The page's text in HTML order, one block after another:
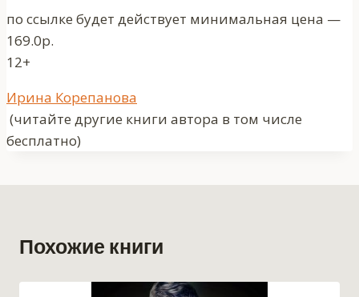
по ссылке будет действует минимальная цена —
169.0р.
12+
Метки
записи:
Ирина Корепанова
(читайте другие книги автора в том числе
бесплатно)
Похожие книги